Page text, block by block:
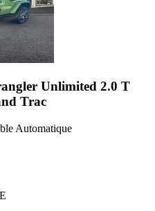
Unlimited 2.0 T
Trac
Automatique